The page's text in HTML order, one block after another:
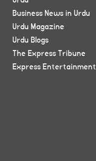
Business News in Urdu
Urdu Magazine
Urdu Blogs
The Express Tribune
Express Entertainment